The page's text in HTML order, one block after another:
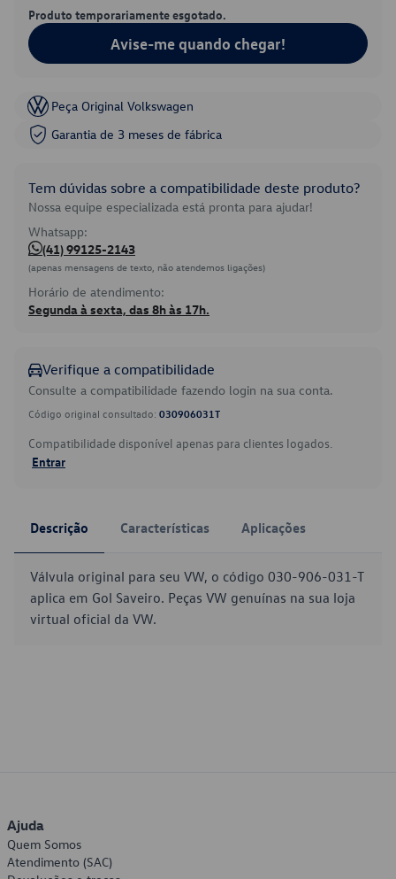
Produto temporariamente esgotado.
Avise-me quando chegar!
Peça Original Volkswagen
Garantia de 3 meses de fábrica
Tem dúvidas sobre a compatibilidade deste produto?
Nossa equipe especializada está pronta para ajudar!
Whatsapp:
(41) 99125-2143
(apenas mensagens de texto, não atendemos ligações)
Horário de atendimento:
Segunda à sexta, das 8h às 17h.
Verifique a compatibilidade
Consulte a compatibilidade fazendo login na sua conta.
Código original consultado: 030906031T
Compatibilidade disponível apenas para clientes logados.
Entrar
Descrição Características Aplicações
Válvula original para seu VW, o código 030-906-031-T
aplica em Gol Saveiro. Peças VW genuínas na sua loja
virtual oficial da VW.
Ajuda
Quem Somos
Atendimento (SAC)